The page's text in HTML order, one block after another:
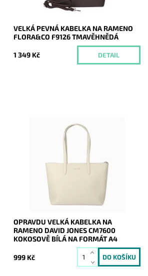
2 roky
VELKÁ PEVNÁ KABELKA NA RAMENO
FLORA&CO F9126 TMAVĚHNĚDÁ
1 349 Kč DETAIL
Opravdu velká kokosově bílá kabelka na
rameno na formát A4 s neděleným
vnitřním prostorem.
Dostupnost:
Skladem
20745
David Jones Paris
OPRAVDU VELKÁ KABELKA NA
RAMENO DAVID JONES CM7600
KOKOSOVĚ BÍLÁ NA FORMÁT A4
999 Kč